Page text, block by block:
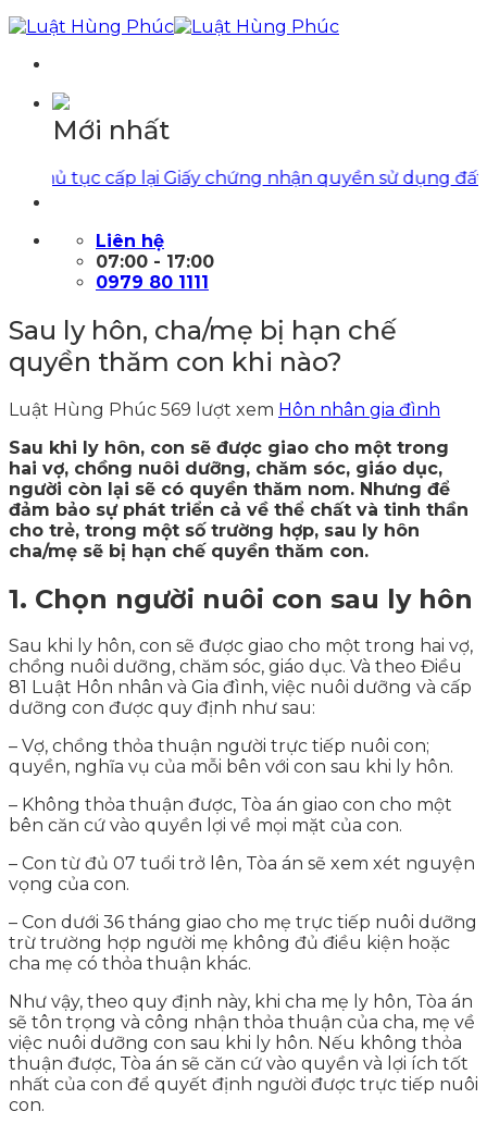
Mới nhất
cấp lại Giấy chứng nhận quyền sử dụng đất|Luật
Liên hệ
07:00 - 17:00
0979 80 1111
Sau ly hôn, cha/mẹ bị hạn chế
quyền thăm con khi nào?
Luật Hùng Phúc 569 lượt xem Hôn nhân gia đình
Sau khi ly hôn, con sẽ được giao cho một trong
hai vợ, chồng nuôi dưỡng, chăm sóc, giáo dục,
người còn lại sẽ có quyền thăm nom. Nhưng để
đảm bảo sự phát triển cả về thể chất và tinh thần
cho trẻ, trong một số trường hợp, sau ly hôn
cha/mẹ sẽ bị hạn chế quyền thăm con.
1. Chọn người nuôi con sau ly hôn
Sau khi ly hôn, con sẽ được giao cho một trong hai vợ,
chồng nuôi dưỡng, chăm sóc, giáo dục. Và theo Điều
81 Luật Hôn nhân và Gia đình, việc nuôi dưỡng và cấp
dưỡng con được quy định như sau:
– Vợ, chồng thỏa thuận người trực tiếp nuôi con;
quyền, nghĩa vụ của mỗi bên với con sau khi ly hôn.
– Không thỏa thuận được, Tòa án giao con cho một
bên căn cứ vào quyền lợi về mọi mặt của con.
– Con từ đủ 07 tuổi trở lên, Tòa án sẽ xem xét nguyện
vọng của con.
– Con dưới 36 tháng giao cho mẹ trực tiếp nuôi dưỡng
trừ trường hợp người mẹ không đủ điều kiện hoặc
cha mẹ có thỏa thuận khác.
Như vậy, theo quy định này, khi cha mẹ ly hôn, Tòa án
sẽ tôn trọng và công nhận thỏa thuận của cha, mẹ về
việc nuôi dưỡng con sau khi ly hôn. Nếu không thỏa
thuận được, Tòa án sẽ căn cứ vào quyền và lợi ích tốt
nhất của con để quyết định người được trực tiếp nuôi
con.